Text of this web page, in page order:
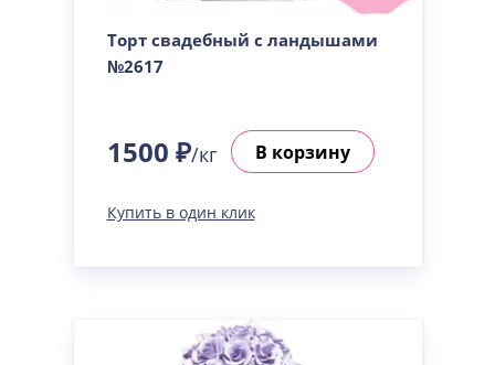
Торт свадебный с ландышами
№2617
1500 ₽/кг В корзину
Купить в один клик